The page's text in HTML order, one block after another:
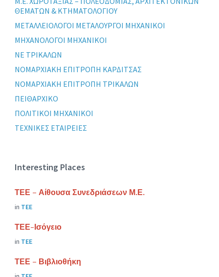
ΘΕΜΑΤΩΝ & ΚΤΗΜΑΤΟΛΟΓΙΟΥ
ΜΕΤΑΛΛΕΙΟΛΟΓΟΙ ΜΕΤΑΛΟΥΡΓΟΙ ΜΗΧΑΝΙΚΟΙ
ΜΗΧΑΝΟΛΟΓΟΙ ΜΗΧΑΝΙΚΟΙ
ΝΕ ΤΡΙΚΑΛΩΝ
ΝΟΜΑΡΧΙΑΚΗ ΕΠΙΤΡΟΠΗ ΚΑΡΔΙΤΣΑΣ
ΝΟΜΑΡΧΙΑΚΗ ΕΠΙΤΡΟΠΗ ΤΡΙΚΑΛΩΝ
ΠΕΙΘΑΡΧΙΚΟ
ΠΟΛΙΤΙΚΟΙ ΜΗΧΑΝΙΚΟΙ
ΤΕΧΝΙΚΕΣ ΕΤΑΙΡΕΙΕΣ
Interesting Places
ΤΕΕ – Αίθουσα Συνεδριάσεων Μ.Ε.
in ΤΕΕ
ΤΕΕ-Ισόγειο
in ΤΕΕ
ΤΕΕ – Βιβλιοθήκη